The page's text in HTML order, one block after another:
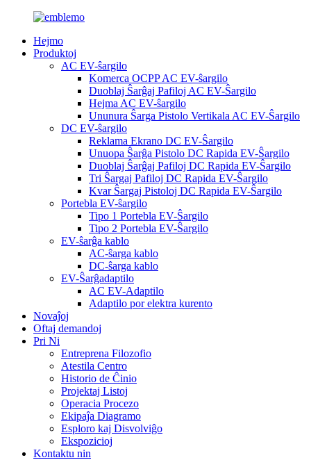
Hejmo
Produktoj
AC EV-ŝargilo
Komerca OCPP AC EV-ŝargilo
Duoblaj Ŝarĝaj Pafiloj AC EV-Ŝargilo
Hejma AC EV-ŝargilo
Ununura Ŝarga Pistolo Vertikala AC EV-Ŝargilo
DC EV-ŝargilo
Reklama Ekrano DC EV-Ŝargilo
Unuopa Ŝarĝa Pistolo DC Rapida EV-Ŝargilo
Duoblaj Ŝarĝaj Pafiloj DC Rapida EV-Ŝargilo
Tri Ŝargaj Pafiloj DC Rapida EV-Ŝargilo
Kvar Ŝargaj Pistoloj DC Rapida EV-Ŝargilo
Portebla EV-ŝargilo
Tipo 1 Portebla EV-Ŝargilo
Tipo 2 Portebla EV-Ŝargilo
EV-ŝarĝa kablo
AC-ŝarga kablo
DC-ŝarga kablo
EV-Ŝarĝadaptilo
AC EV-Adaptilo
Adaptilo por elektra kurento
Novaĵoj
Oftaj demandoj
Pri Ni
Entreprena Filozofio
Atestila Centro
Historio de Ĉinio
Projektaj Listoj
Operacia Procezo
Ekipaĵa Diagramo
Esploro kaj Disvolviĝo
Ekspozicioj
Kontaktu nin